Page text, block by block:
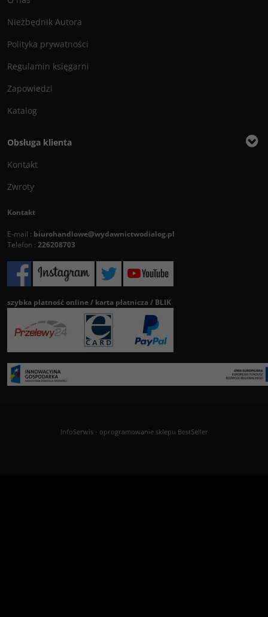
Niezbędnik Autora
Polityka prywatności
Regulamin księgarni
Zapowiedzi
Katalog
Obsługa klienta
Kontakt
Zwroty
Kontakt
E-mail : biurohandlowe@wydawnictwodialog.pl
Telefon : 226208703
szybka płatność online / karta płatnicza / BLIK
InfoSerwis- oprogramowanie sklepu BestSeller